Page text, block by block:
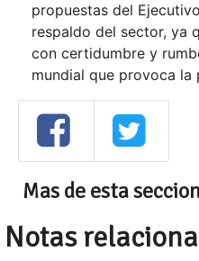
propuestas del
respaldo del sector, ya
con certidumbre y
mundial que provoca la
Mas de esta
Notas